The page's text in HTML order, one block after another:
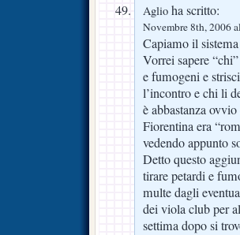
Aglio ha scritto:
Novembre 8th, 2006
Capiamo il
Vorrei sapere
e fumogeni e
l’incontro e chi li
è abbastanza
Fiorentina era
vedendo appunto
Detto questo
tirare petardi e
multe dagli
dei viola club per
settima dopo si